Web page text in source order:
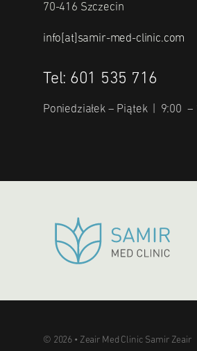
70-416 Szczecin
info[at]samir-med-clinic.com
Tel: 601 535 716
Poniedziałek – Piątek | 9:00 –
© 2026 • Zeair Med Clinic Samir Zeair